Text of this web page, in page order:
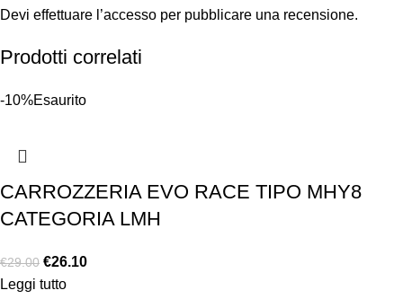
Devi effettuare l’accesso per pubblicare una recensione.
Prodotti correlati
-10%Esaurito
CARROZZERIA EVO RACE TIPO MHY8
CATEGORIA LMH
€29.00 €26.10
Leggi tutto